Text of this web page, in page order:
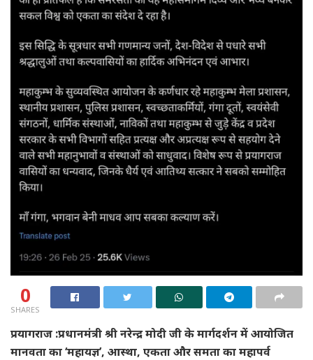
0
SHARES
प्रयागराज :प्रधानमंत्री श्री नरेन्द्र मोदी जी के मार्गदर्शन में आयोजित
मानवता का ‘महायज्ञ’, आस्था, एकता और समता का महापर्व